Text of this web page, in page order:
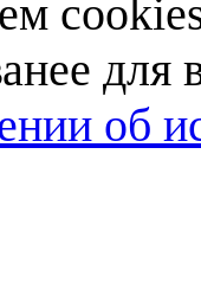
об